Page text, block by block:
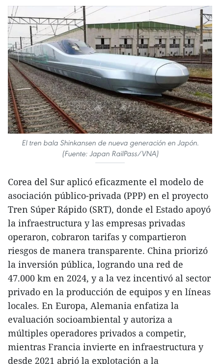
El tren bala Shinkansen de nueva generación en Japón.
(Fuente: Japan RailPass/VNA)
Corea del Sur aplicó eficazmente el modelo de
asociación público-privada (PPP) en el proyecto
Tren Súper Rápido (SRT), donde el Estado apoyó
la infraestructura y las empresas privadas
operaron, cobraron tarifas y compartieron
riesgos de manera transparente. China priorizó
la inversión pública, logrando una red de
47.000 km en 2024, y a la vez incentivó al sector
privado en la producción de equipos y en líneas
locales. En Europa, Alemania enfatiza la
evaluación socioambiental y autoriza a
múltiples operadores privados a competir,
mientras Francia invierte en infraestructura y
desde 2021 abrió la explotación a la